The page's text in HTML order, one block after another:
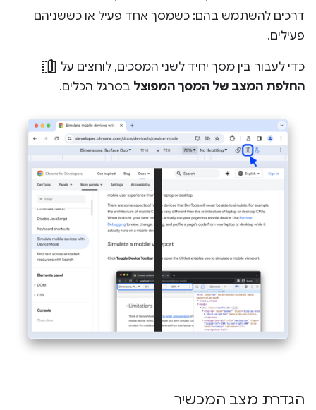
דרכים להשתמש בהם: כשמסך אחד פעיל או כששניהם
פעילים.
כדי לעבור בין מסך יחיד לשני המסכים, לוחצים על devices_fold
החלפת המצב של המסך המפוצל בסרגל הכלים.
הגדרת מצב המכשיר